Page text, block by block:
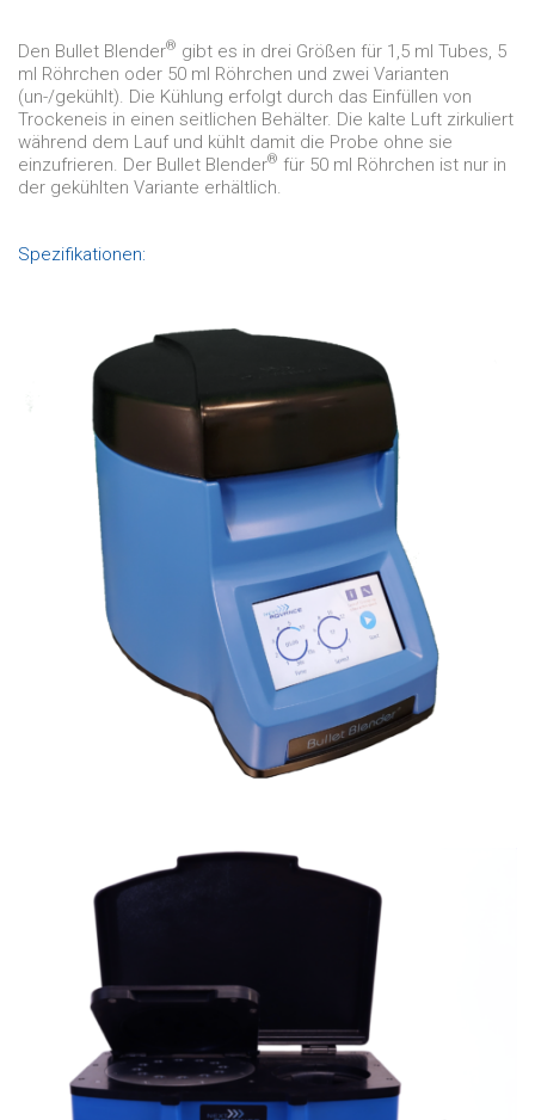
Den Bullet Blender® gibt es in drei Größen für 1,5 ml Tubes, 5
ml Röhrchen oder 50 ml Röhrchen und zwei Varianten
(un-/gekühlt). Die Kühlung erfolgt durch das Einfüllen von
Trockeneis in einen seitlichen Behälter. Die kalte Luft zirkuliert
während dem Lauf und kühlt damit die Probe ohne sie
einzufrieren. Der Bullet Blender® für 50 ml Röhrchen ist nur in
der gekühlten Variante erhältlich.
Spezifikationen: